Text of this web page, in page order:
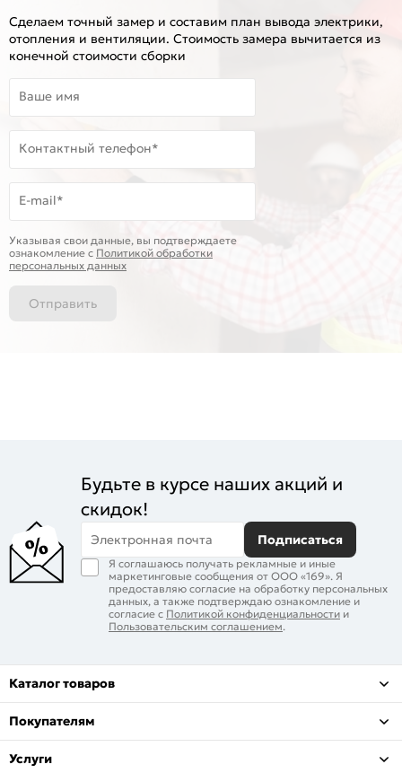
Сделаем точный замер и составим план вывода электрики,
отопления и вентиляции. Стоимость замера вычитается из
конечной стоимости сборки
Ваше имя
Контактный телефон*
E-mail*
Указывая свои данные, вы подтверждаете
ознакомление c Политикой обработки
персональных данных
Отправить
Будьте в курсе наших акций и
скидок!
Электронная почта Подписаться
Я соглашаюсь получать рекламные и иные
маркетинговые сообщения от ООО «169». Я
предоставляю согласие на обработку персональных
данных, а также подтверждаю ознакомление и
согласие с Политикой конфиденциальности и
Пользовательским соглашением.
Каталог товаров
Покупателям
Услуги